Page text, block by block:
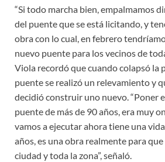
“Si todo marcha bien, empalmamos
del puente que se está licitando, y
obra con lo cual, en febrero
nuevo puente para los vecinos de
Viola recordó que cuando colapsó la
puente se realizó un relevamiento y
decidió construir uno nuevo. “Poner
puente de más de 90 años, era muy
vamos a ejecutar ahora tiene una
años, es una obra realmente para
ciudad y toda la zona”, señaló.